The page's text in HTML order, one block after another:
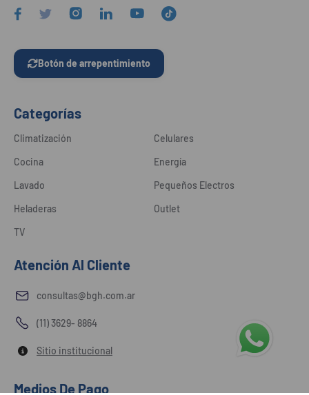
Botón de arrepentimiento
Categorías
Climatización
Cocina
Lavado
Heladeras
TV
Celulares
Energía
Pequeños Electros
Outlet
Atención Al Cliente
consultas@bgh.com.ar
(11) 3629- 8864
Sitio institucional
Medios De Pago